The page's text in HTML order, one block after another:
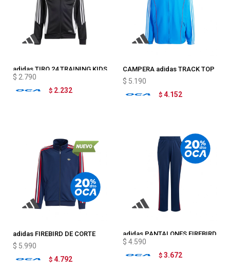
adidas TIRO 24 TRAINING KIDS
$ 2.790
$ 2.232
CAMPERA adidas TRACK TOP
UBP MANCHESTER UNITED
$ 5.190
$ 4.152
adidas FIREBIRD DE CORTE
HOLGADO PARA NIÑOS
$ 5.990
$ 4.792
adidas PANTALONES FIREBIRD
$ 4.590
$ 3.672